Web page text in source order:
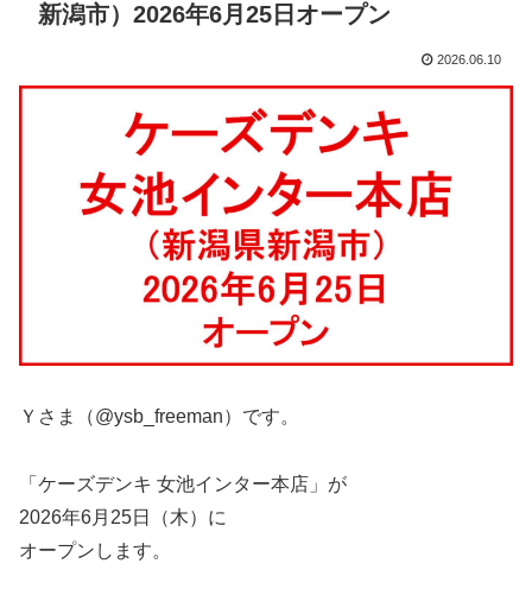
新潟市）2026年6月25日オープン
2026.06.10
Ｙさま（@ysb_freeman）です。
「ケーズデンキ 女池インター本店」が
2026年6月25日（木）に
オープンします。